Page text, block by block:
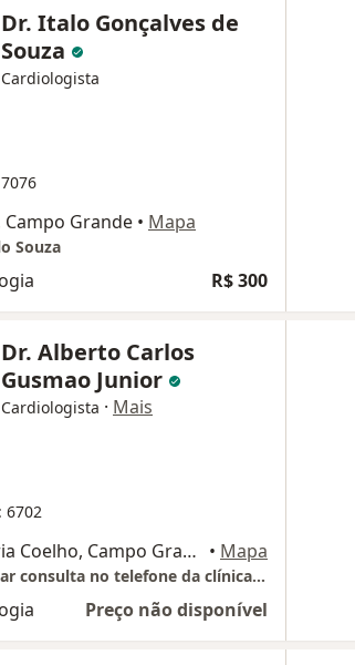
Dr. Italo Gonçalves de
Souza
Cardiologista
Campo Grande • Mapa
Souza
R$ 300
Dr. Alberto Carlos
Gusmao Junior
Cardiologista · Mais
6702
Rua Antônio Maria Coelho, Campo Grande • Mapa
Clínica Ser - agendar consulta no telefone da clínica Medcor
Preço não disponível